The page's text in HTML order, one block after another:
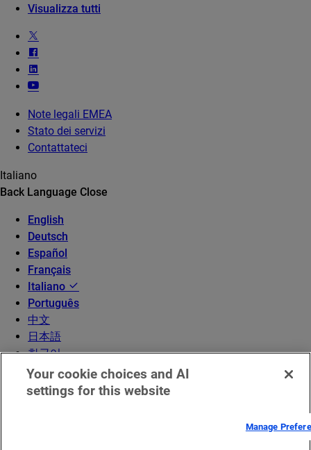
Visualizza tutti
Note legali EMEA
Stato dei servizi
Contattateci
Italiano
Back Language Close
English
Deutsch
Español
Français
Italiano
Português
中文
日本語
한국어
Your cookie choices and AI
settings for this website
Manage